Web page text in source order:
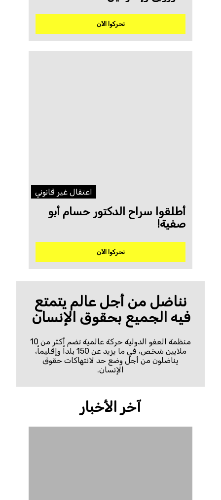
تحركوا الآن
اعتقال غير قانوني
أطلقوا سراح الدكتور حسام أبو
صفية!
تحركوا الآن
نناضل من أجل عالم يتمتع
فيه الجميع بحقوق الإنسان
منظمة العفو الدولية حركة عالمية تضم أكثر من 10
ملايين شخص، في ما يزيد عن 150 بلداً وإقليماً،
يناضلون من أجل وضع حد لانتهاكات حقوق
الإنسان.
آخر الأخبار